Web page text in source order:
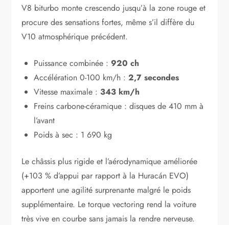
V8 biturbo monte crescendo jusqu’à la zone rouge et
procure des sensations fortes, même s’il diffère du
V10 atmosphérique précédent.
Puissance combinée :920 ch
Accélération 0-100 km/h :2,7 secondes
Vitesse maximale : 343 km/h
Freins carbone-céramique : disques de 410 mm à
l’avant
Poids à sec : 1 690 kg
Le châssis plus rigide et l’aérodynamique améliorée
(+103 % d’appui par rapport à la Huracán EVO)
apportent une agilité surprenante malgré le poids
supplémentaire. Le torque vectoring rend la voiture
très vive en courbe sans jamais la rendre nerveuse.